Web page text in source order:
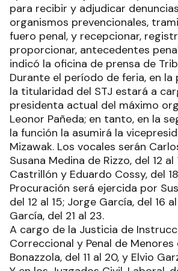
para recibir y adjudicar
organismos prevencionales,
fuero penal, y recepcionar,
proporcionar, antecedentes
indicó la oficina de prensa de
Durante el período de feria, en la
la titularidad del STJ estará a
presidenta actual del máximo
Leonor Pañeda; en tanto, en la
la función la asumirá la
Mizawak. Los vocales serán
Susana Medina de Rizzo, del 12 al
Castrillón y Eduardo Cossy, del
Procuración será ejercida por
del 12 al 15; Jorge García, del 16
García, del 21 al 23.
A cargo de la Justicia de
Correccional y Penal de
Bonazzola, del 11 al 20, y Elvio